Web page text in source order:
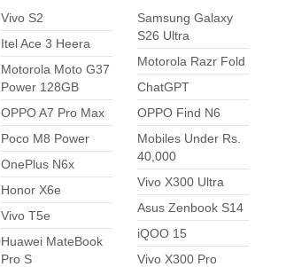
Vivo S2
Itel Ace 3 Heera
Motorola Moto G37
Power 128GB
OPPO A7 Pro Max
Poco M8 Power
OnePlus N6x
Honor X6e
Vivo T5e
Huawei MateBook
Pro S
Samsung Galaxy
S26 Ultra
Motorola Razr Fold
ChatGPT
OPPO Find N6
Mobiles Under Rs.
40,000
Vivo X300 Ultra
Asus Zenbook S14
iQOO 15
Vivo X300 Pro